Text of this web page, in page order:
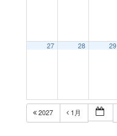
27 28 29
2027 1月
5:00 AM